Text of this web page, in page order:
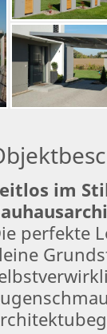
im
perfekte